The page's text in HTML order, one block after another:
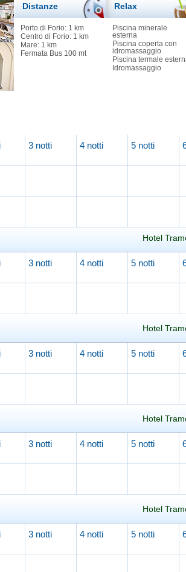
Distanze
Porto di Forio: 1 km
Centro di Forio: 1 km
Mare: 1 km
Fermata Bus 100 mt
Relax
Piscina minerale
esterna
Piscina coperta con
idromassaggio
Piscina termale
Idromassaggio
3 notti 4 notti 5 notti
Hotel
3 notti 4 notti 5 notti
Hotel
3 notti 4 notti 5 notti
Hotel
3 notti 4 notti 5 notti
Hotel
3 notti 4 notti 5 notti